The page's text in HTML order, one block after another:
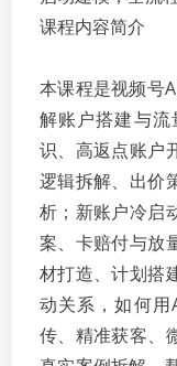
课程内容简介
本课程是视频号
解账户搭建与流
识、高返点账户
逻辑拆解、出价
析；新账户冷启
案、卡赔付与放
材打造、计划搭
动关系，如何用
传、精准获客、